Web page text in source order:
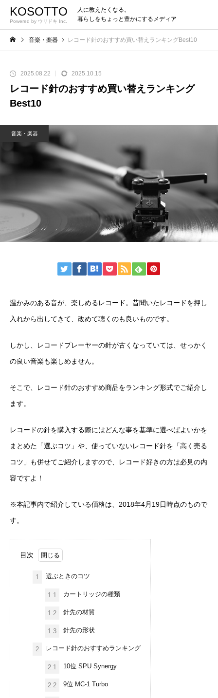
KOSOTTO
Powered by ウリドキ Inc.
人に教えたくなる。
暮らしをちょっと豊かにするメディア
音楽・楽器 レコード針のおすすめ買い替えランキングBest10
2025.08.22 2025.10.15
レコード針のおすすめ買い替えランキング
Best10
音楽・楽器
温かみのある音が、楽しめるレコード。昔聞いたレコードを押し
入れから出してきて、改めて聴くのも良いものです。
しかし、レコードプレーヤーの針が古くなっていては、せっかく
の良い音楽も楽しめません。
そこで、レコード針のおすすめ商品をランキング形式でご紹介し
ます。
レコードの針を購入する際にはどんな事を基準に選べばよいかを
まとめた「選ぶコツ」や、使っていないレコード針を「高く売る
コツ」も併せてご紹介しますので、レコード好きの方は必見の内
容ですよ！
※本記事内で紹介している価格は、2018年4月19日時点のもので
す。
目次
1 選ぶときのコツ
1.1 カートリッジの種類
1.2 針先の材質
1.3 針先の形状
2 レコード針のおすすめランキング
2.1 10位 SPU Synergy
2.2 9位 MC-1 Turbo